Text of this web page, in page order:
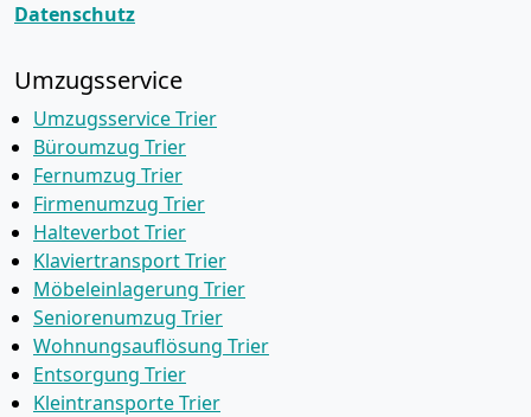
Datenschutz
Umzugsservice
Umzugsservice Trier
Büroumzug Trier
Fernumzug Trier
Firmenumzug Trier
Halteverbot Trier
Klaviertransport Trier
Möbeleinlagerung Trier
Seniorenumzug Trier
Wohnungsauflösung Trier
Entsorgung Trier
Kleintransporte Trier